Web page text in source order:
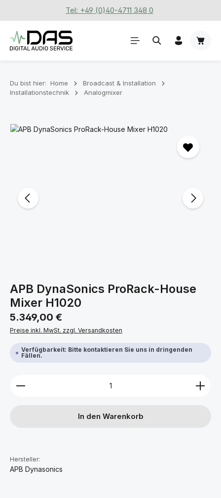
Zum Hauptinhalt springenTel: +49 (0)40-4711 348 0
Du bist hier: Home
Broadcast & Installation
Installationstechnik
Analogmixer
Bildergalerie überspringen
APB DynaSonics ProRack-House
Mixer H1020
Regulärer Preis:
5.349,00 €
Preise inkl. MwSt. zzgl. Versandkosten
Verfügbarkeit: Bitte kontaktieren Sie uns in dringenden
Fällen.
Produkt Anzahl: Gib den gewünschten Wert ein
In den Warenkorb
Hersteller:
APB Dynasonics